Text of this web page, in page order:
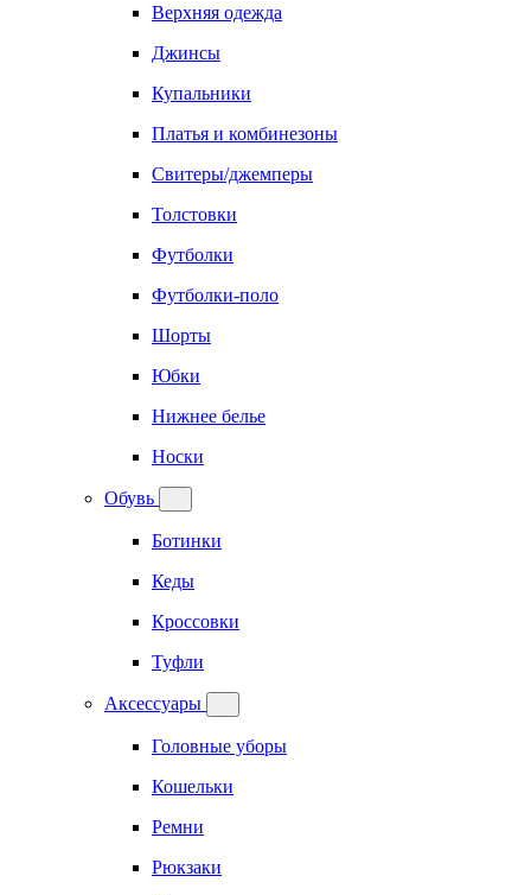
Верхняя одежда
Джинсы
Купальники
Платья и комбинезоны
Свитеры/джемперы
Толстовки
Футболки
Футболки-поло
Шорты
Юбки
Нижнее белье
Носки
Обувь
Ботинки
Кеды
Кроссовки
Туфли
Аксессуары
Головные уборы
Кошельки
Ремни
Рюкзаки